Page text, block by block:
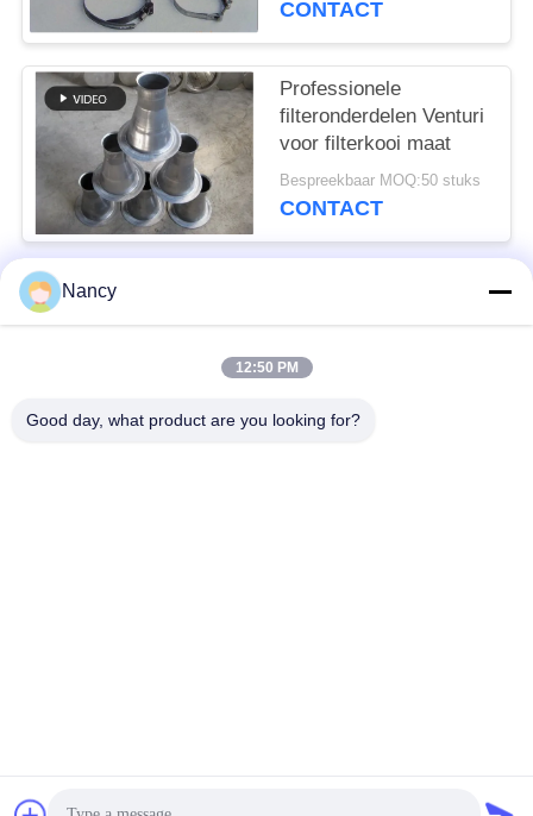
CONTACT
Professionele
filteronderdelen Venturi
voor filterkooi maat
Bespreekbaar MOQ:50 stuks
CONTACT
populaire categorieën
Nancy
12:50 PM
Good day, what product are you looking for?